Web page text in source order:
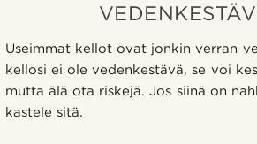
Useimmat kellot ovat jonkin verran
kellosi ei ole vedenkestävä, se voi
mutta älä ota riskejä. Jos siinä on
kastele sitä.